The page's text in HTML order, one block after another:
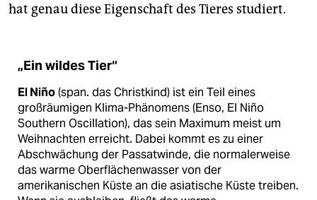
hat genau diese Eigenschaft des Tieres studiert.
„Ein wildes Tier“
El Niño(span. das Christkind) ist ein Teil eines
großräumigen Klima-Phänomens (Enso, El Niño
Southern Oscillation), das sein Maximum meist um
Weihnachten erreicht. Dabei kommt es zu einer
Abschwächung der Passatwinde, die normalerweise
das warme Oberflächenwasser von der
amerikanischen Küste an die asiatische Küste treiben.